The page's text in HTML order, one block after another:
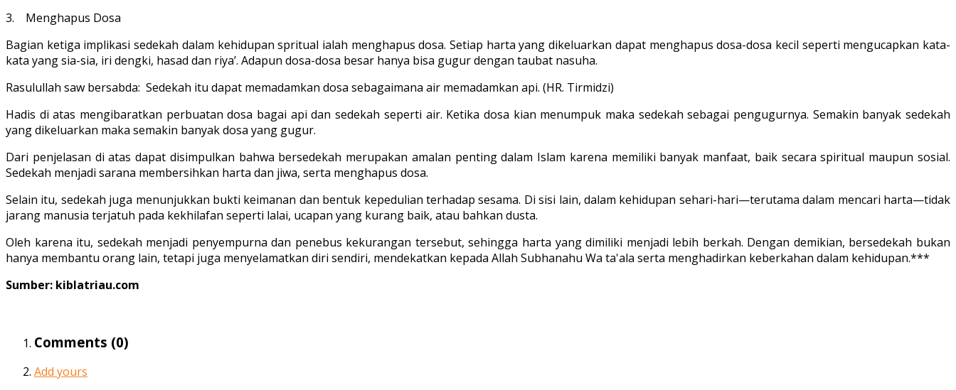
3. Menghapus Dosa
Bagian ketiga implikasi sedekah dalam kehidupan spritual ialah menghapus dosa. Setiap harta yang dikeluarkan dapat menghapus dosa-dosa kecil seperti mengucapkan kata-
kata yang sia-sia, iri dengki, hasad dan riya’. Adapun dosa-dosa besar hanya bisa gugur dengan taubat nasuha.
Rasulullah saw bersabda: Sedekah itu dapat memadamkan dosa sebagaimana air memadamkan api. (HR. Tirmidzi)
Hadis di atas mengibaratkan perbuatan dosa bagai api dan sedekah seperti air. Ketika dosa kian menumpuk maka sedekah sebagai pengugurnya. Semakin banyak sedekah
yang dikeluarkan maka semakin banyak dosa yang gugur.
Dari penjelasan di atas dapat disimpulkan bahwa bersedekah merupakan amalan penting dalam Islam karena memiliki banyak manfaat, baik secara spiritual maupun sosial.
Sedekah menjadi sarana membersihkan harta dan jiwa, serta menghapus dosa.
Selain itu, sedekah juga menunjukkan bukti keimanan dan bentuk kepedulian terhadap sesama. Di sisi lain, dalam kehidupan sehari-hari—terutama dalam mencari harta—tidak
jarang manusia terjatuh pada kekhilafan seperti lalai, ucapan yang kurang baik, atau bahkan dusta.
Oleh karena itu, sedekah menjadi penyempurna dan penebus kekurangan tersebut, sehingga harta yang dimiliki menjadi lebih berkah. Dengan demikian, bersedekah bukan
hanya membantu orang lain, tetapi juga menyelamatkan diri sendiri, mendekatkan kepada Allah Subhanahu Wa ta'ala serta menghadirkan keberkahan dalam kehidupan.***
Sumber: kiblatriau.com
Comments (0)
Add yours